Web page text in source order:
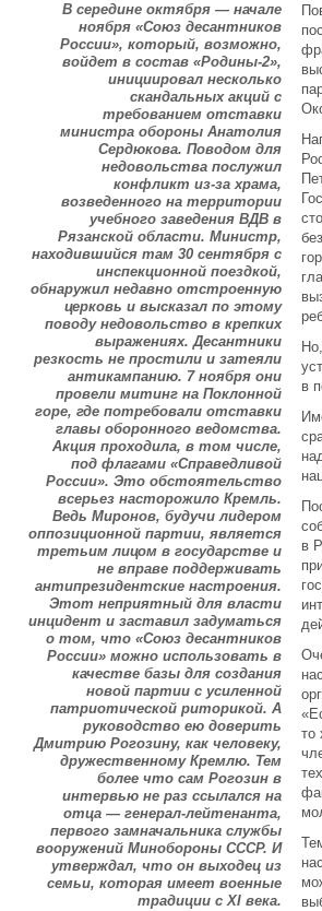
В середине октября — начале
ноября «Союз десантников
России», который, возможно,
войдет в состав «Родины-2»,
инициировал несколько
скандальных акций с
требованием отставки
министра обороны Анатолия
Сердюкова. Поводом для
недовольства послужил
конфликт из-за храма,
возведенного на территории
учебного заведения ВДВ в
Рязанской области. Министр,
находившийся там 30 сентября с
инспекционной поездкой,
обнаружил недавно отстроенную
церковь и высказал по этому
поводу недовольство в крепких
выражениях. Десантники
резкость не простили и затеяли
антикампанию. 7 ноября они
провели митинг на Поклонной
горе, где потребовали отставки
главы оборонного ведомства.
Акция проходила, в том числе,
под флагами «Справедливой
России». Это обстоятельство
всерьез насторожило Кремль.
Ведь Миронов, будучи лидером
оппозиционной партии, является
третьим лицом в государстве и
не вправе поддерживать
антипрезидентские настроения.
Этот неприятный для власти
инцидент и заставил задуматься
о том, что «Союз десантников
России» можно использовать в
качестве базы для создания
новой партии с усиленной
патриотической риторикой. А
руководство ею доверить
Дмитрию Рогозину, как человеку,
дружественному Кремлю. Тем
более что сам Рогозин в
интервью не раз ссылался на
отца — генерал-лейтенанта,
первого замначальника службы
вооружений Минобороны СССР. И
утверждал, что он выходец из
семьи, которая имеет военные
традиции с XI века.
в
в
то